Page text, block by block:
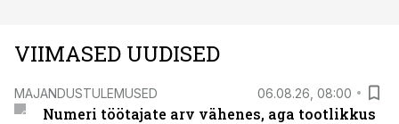
VIIMASED UUDISED
MAJANDUSTULEMUSED 06.08.26, 08:00
Numeri töötajate arv vähenes, aga tootlikkus